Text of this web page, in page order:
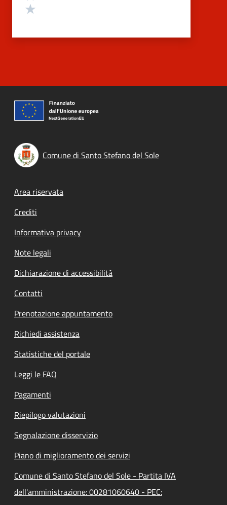
Comune di Santo Stefano del Sole
Footer menu
Area riservata
Crediti
Informativa privacy
Note legali
Dichiarazione di accessibilità
Contatti
Prenotazione appuntamento
Richiedi assistenza
Statistiche del portale
Leggi le FAQ
Pagamenti
Riepilogo valutazioni
Segnalazione disservizio
Piano di miglioramento dei servizi
Comune di Santo Stefano del Sole - Partita IVA
dell'amministrazione: 00281060640 - PEC: